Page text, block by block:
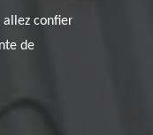
allez confier
de